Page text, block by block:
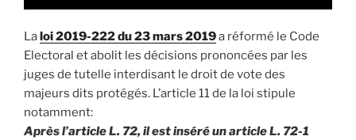
Laloi 2019-222 du 23 mars 2019a réformé le Code
Electoral et abolit les décisions prononcées par les
juges de tutelle interdisant le droit de vote des
majeurs dits protégés. L’article 11 de la loi stipule
notamment:
Après l’article L. 72, il est inséré un article L. 72-1